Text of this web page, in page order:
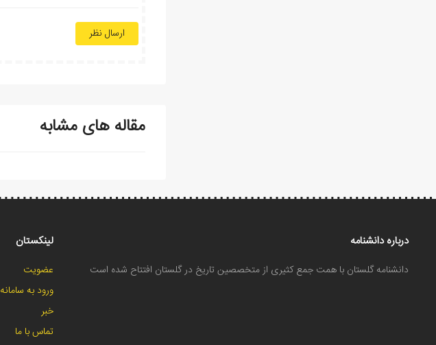
ارسال نظر
مقاله های مشابه
درباره دانشنامه
دانشنامه گلستان با همت جمع کثیری از متخصصین تاریخ در گلستان افتتاح شده است
لینکستان
عضویت
ورود به سامانه
خبر
تماس با ما